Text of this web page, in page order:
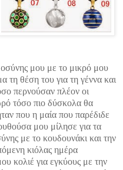
μου με το μικρό μου
τη θέση του για τη γέννα και
περνούσαν πλέον οι
τόσο πιο δύσκολα θα
που η μαία που παρέδιδε
μου μίλησε για τα
με το κουδουνάκι και την
κιόλας ημέρα
κολιέ για εγκύους με την